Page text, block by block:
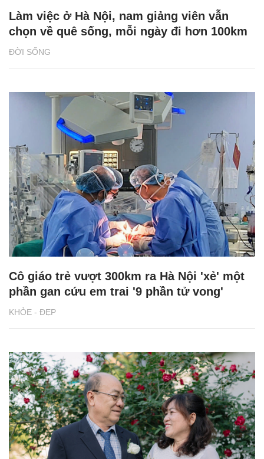
ĐỜI SỐNG
Làm việc ở Hà Nội, nam giảng viên vẫn
chọn về quê sống, mỗi ngày đi hơn 100km
KHỎE - ĐẸP
Cô giáo trẻ vượt 300km ra Hà Nội 'xẻ' một
phần gan cứu em trai '9 phần tử vong'